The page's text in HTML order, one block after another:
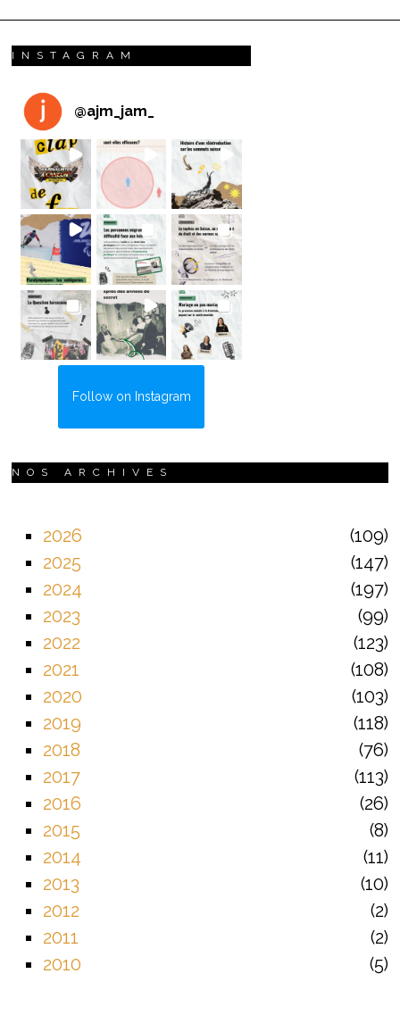
INSTAGRAM
@ajm_jam_
Follow on Instagram
NOS ARCHIVES
2026
109
2025
147
2024
197
2023
99
2022
123
2021
108
2020
103
2019
118
2018
76
2017
113
2016
26
2015
8
2014
11
2013
10
2012
2
2011
2
2010
5